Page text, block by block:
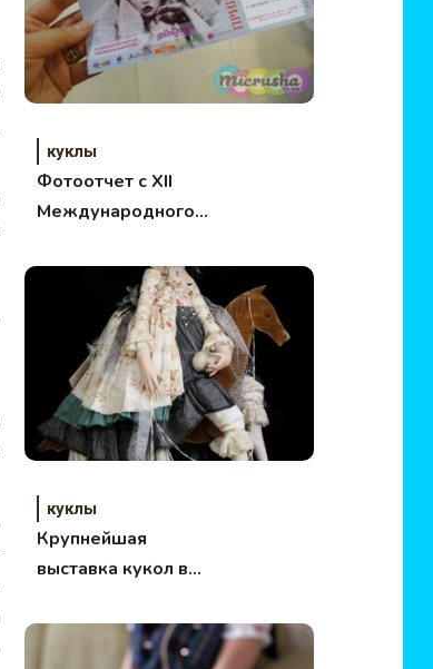
куклы
Фотоотчет с XII
Международного
Куклы
куклы
Крупнейшая
выставка кукол в